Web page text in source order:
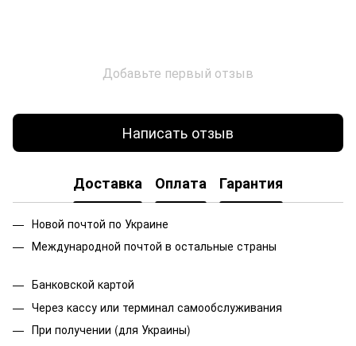
Добавьте первый отзыв
Написать отзыв
Доставка Оплата Гарантия
Новой почтой по Украине
Международной почтой в остальные страны
Банковской картой
Через кассу или терминал самообслуживания
При получении (для Украины)